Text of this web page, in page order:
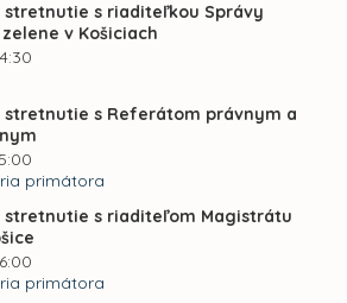
stretnutie s riaditeľkou Správy
v Košiciach
stretnutie s Referátom právnym a
primátora
stretnutie s riaditeľom Magistrátu
primátora